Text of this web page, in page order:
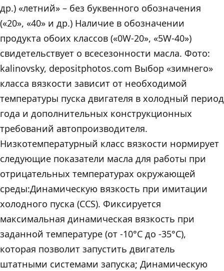
др.) «летний» – без буквенного обозначения
(«20», «40» и др.) Наличие в обозначении
продукта обоих классов («0W-20», «5W-40»)
свидетельствует о всесезонности масла. Фото:
kalinovsky, depositphotos.com Выбор «зимнего»
класса вязкости зависит от необходимой
температуры пуска двигателя в холодный период
года и дополнительных конструкционных
требований автопроизводителя.
Низкотемпературный класс вязкости нормирует
следующие показатели масла для работы при
отрицательных температурах окружающей
среды:Динамическую вязкость при имитации
холодного пуска (CCS). Фиксируется
максимальная динамическая вязкость при
заданной температуре (от -10°С до -35°С),
которая позволит запустить двигатель
штатными системами запуска; Динамическую